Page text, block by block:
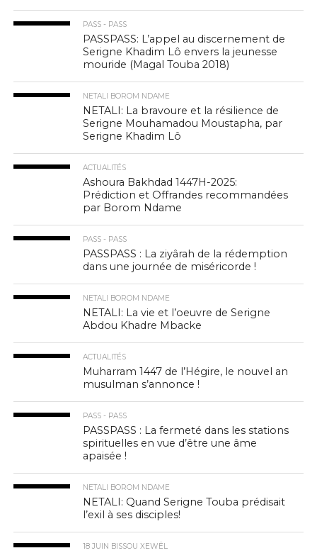
PASS - PASS
PASSPASS: L’appel au discernement de
Serigne Khadim Lô envers la jeunesse
mouride (Magal Touba 2018)
NETALI BOROM NDAME
NETALI: La bravoure et la résilience de
Serigne Mouhamadou Moustapha, par
Serigne Khadim Lô
ACTUALITÉS
Ashoura Bakhdad 1447H-2025:
Prédiction et Offrandes recommandées
par Borom Ndame
PASS - PASS
PASSPASS : La ziyârah de la rédemption
dans une journée de miséricorde !
NETALI BOROM NDAME
NETALI: La vie et l’oeuvre de Serigne
Abdou Khadre Mbacke
ACTUALITÉS
Muharram 1447 de l’Hégire, le nouvel an
musulman s’annonce !
PASS - PASS
PASSPASS : La fermeté dans les stations
spirituelles en vue d’être une âme
apaisée !
NETALI BOROM NDAME
NETALI: Quand Serigne Touba prédisait
l’exil à ses disciples!
18 JUIN BISSOU XEWËL